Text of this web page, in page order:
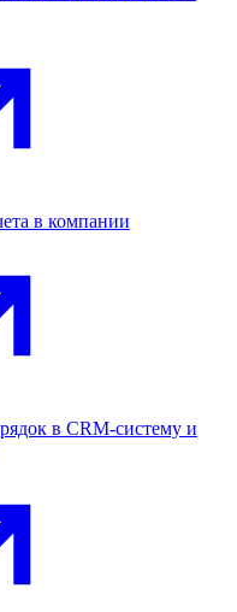
в компании
в CRM-систему и